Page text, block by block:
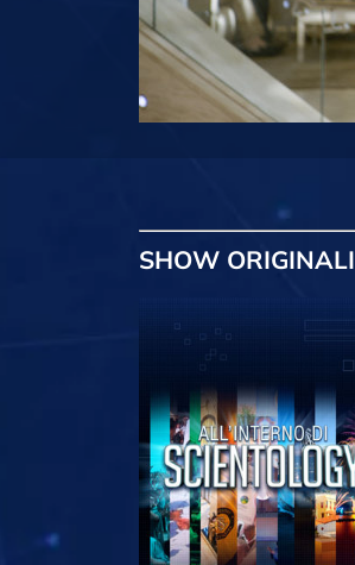
SHOW ORIGINALI